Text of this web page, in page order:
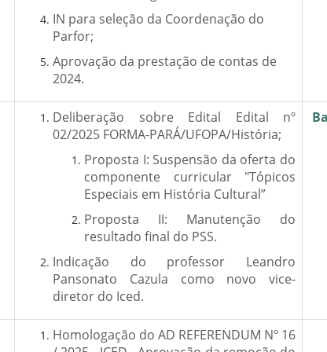
IN para seleção da Coordenação do
Parfor;
Aprovação da prestação de contas de
2024.
Deliberação sobre Edital Edital nº
02/2025 FORMA-PARÁ/UFOPA/História;
Proposta I: Suspensão da oferta do
componente curricular "Tópicos
Especiais em História Cultural”
Proposta II: Manutenção do
resultado final do PSS.
Indicação do professor Leandro
Pansonato Cazula como novo vice-
diretor do Iced.
Homologação do AD REFERENDUM Nº 16